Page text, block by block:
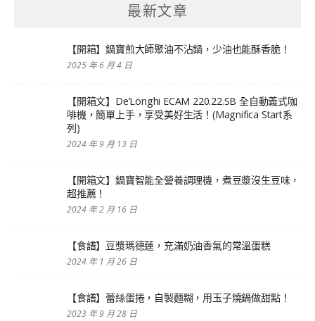
最新文章
【開箱】鍋寶煎大師聚油不沾鍋，少油也能酥香脆！
2025 年 6 月 4 日
【開箱文】De’Longhi ECAM 220.22.SB 全自動義式咖
啡機，簡單上手，享受美好生活！(Magnifica Start系
列)
2024 年 9 月 13 日
【開箱文】鍋寶智能全營養調理機，煮豆漿沒生豆味，
超推薦！
2024 年 2 月 16 日
【食譜】豆漿瑪德蓮，充滿奶油香氣的常溫蛋糕
2024 年 1 月 26 日
【食譜】蕾絲蛋捲，自製麵糊，用玉子燒鍋做甜點！
2023 年 9 月 28 日